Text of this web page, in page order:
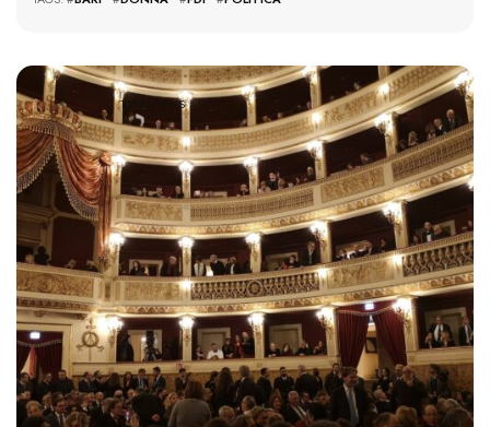
1089 VIEWS